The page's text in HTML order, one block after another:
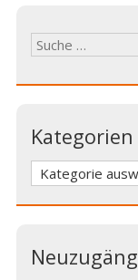
Kategorien
Kategorien